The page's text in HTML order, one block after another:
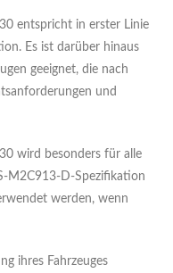
entspricht in erster Linie
Es ist darüber hinaus
geeignet, die nach
und
wird besonders für alle
M2C913-D-Spezifikation
werden, wenn
ihres Fahrzeuges